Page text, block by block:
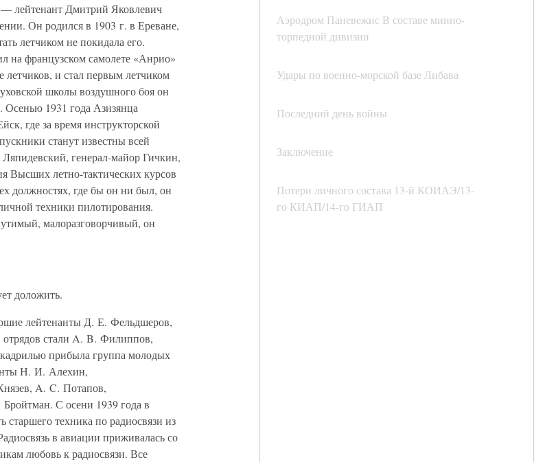
Аэродром Паневежис В составе минно-
торпедной дивизии
Удары по военно-морской базе Либава
Последний день войны
Заключение
Потери личного состава 13-й КОИАЭ/13-
го КИАП/14-го ГИАП
— лейтенант Дмитрий Яковлевич
Он родился в 1903 г. в Ереване,
летчиком не покидала его.
на французском самолете «Анрио»
летчиков, и стал первым летчиком
школы воздушного боя он
1931 года Азизянца
где за время инструкторской
станут известны всей
генерал-майор Гичкин,
Высших летно-тактических курсов
должностях, где бы он ни был, он
техники пилотирования.
малоразговорчивый, он
доложить.
лейтенанты Д. Е. Фельдшеров,
стали A. B. Филиппов,
прибыла группа молодых
Н. И. Алехин,
A. C. Потапов,
С осени 1939 года в
старшего техника по радиосвязи из
в авиации приживалась со
любовь к радиосвязи. Все